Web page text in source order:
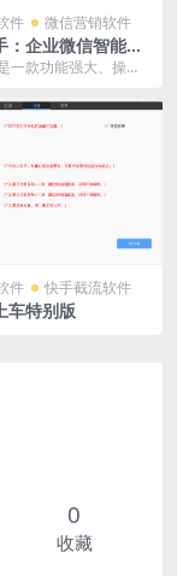
件 微信营销软件
：企业微信智能管
力私域流量快速变
一款功能强大、操作
术和多样...
件 快手截流软件
车特别版
0
收藏